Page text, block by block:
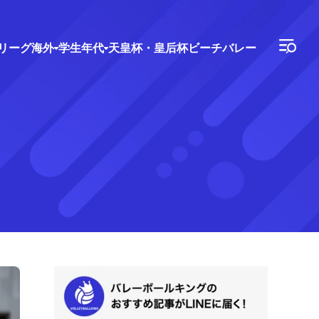
ーグ海外 学生年代 天皇杯・皇后杯ビーチバレー